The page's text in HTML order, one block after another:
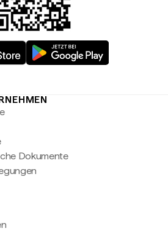
Dokumente